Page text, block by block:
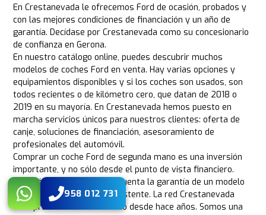
En Crestanevada le ofrecemos Ford de ocasión, probados y
con las mejores condiciones de financiación y un año de
garantía. Decídase por Crestanevada como su concesionario
de confianza en Gerona.
En nuestro catálogo online, puedes descubrir muchos
modelos de coches Ford en venta. Hay varias opciones y
equipamientos disponibles y si los coches son usados, son
todos recientes o de kilómetro cero, que datan de 2018 o
2019 en su mayoría. En Crestanevada hemos puesto en
marcha servicios únicos para nuestros clientes: oferta de
canje, soluciones de financiación, asesoramiento de
profesionales del automóvil.
Comprar un coche Ford de segunda mano es una inversión
importante, y no sólo desde el punto de vista financiero.
También hay que tener en cuenta la garantía de un modelo
fiable, probado, sólido y resistente. La red Crestanevada
está presente en el mercado desde hace años. Somos una
958 012 731